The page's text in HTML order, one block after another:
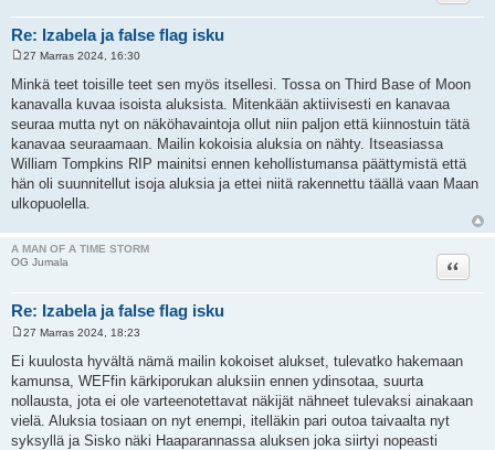
Re: Izabela ja false flag isku
i
e
s
i
27 Marras 2024, 16:30
Minkä teet toisille teet sen myös itsellesi. Tossa on Third Base of Moon
kanavalla kuvaa isoista aluksista. Mitenkään aktiivisesti en kanavaa
seuraa mutta nyt on näköhavaintoja ollut niin paljon että kiinnostuin tätä
kanavaa seuraamaan. Mailin kokoisia aluksia on nähty. Itseasiassa
William Tompkins RIP mainitsi ennen kehollistumansa päättymistä että
hän oli suunnitellut isoja aluksia ja ettei niitä rakennettu täällä vaan Maan
ulkopuolella.
A MAN OF A TIME STORM
OG Jumala
Re: Izabela ja false flag isku
Lainaa
e
s
i
27 Marras 2024, 18:23
Ei kuulosta hyvältä nämä mailin kokoiset alukset, tulevatko hakemaan
kamunsa, WEFfin kärkiporukan aluksiin ennen ydinsotaa, suurta
nollausta, jota ei ole varteenotettavat näkijät nähneet tulevaksi ainakaan
vielä. Aluksia tosiaan on nyt enempi, itelläkin pari outoa taivaalta nyt
syksyllä ja Sisko näki Haaparannassa aluksen joka siirtyi nopeasti